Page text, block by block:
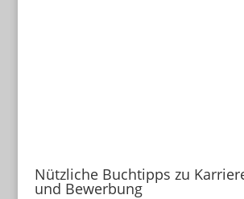
Nützliche Buchtipps zu
und Bewerbung